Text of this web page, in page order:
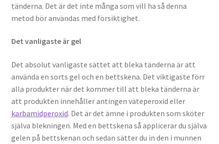
tänderna. Det är det inte många som vill ha så denna
metod bör användas med försiktighet.
Det vanligaste är gel
Det absolut vanligaste sättet att bleka tänderna är att
använda en sorts gel och en bettskena. Det viktigaste förr
alla produkter när det kommer till att bleka tänderna är
att produkten innehåller antingen väteperoxid eller
karbamidperoxid. Det är det ämne i produkten som sköter
själva blekningen. Med en bettskena så applicerar du själva
gelen på bettskenan och sedan sätter du in den i munnen